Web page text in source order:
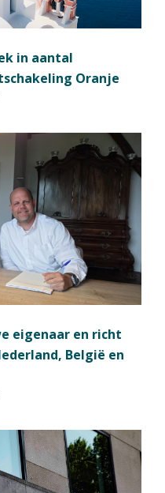
in aantal
Oranje
eigenaar en richt
België en